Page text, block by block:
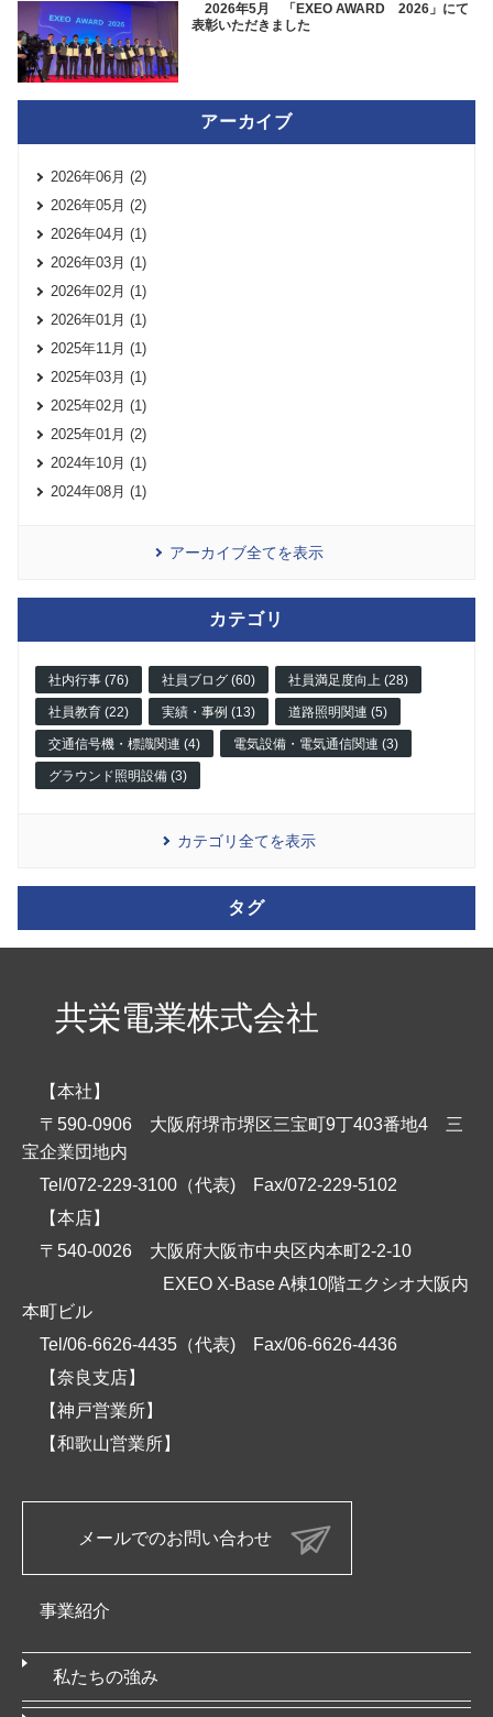
2026年5月 「EXEO AWARD 2026」にて
表彰いただきました
アーカイブ
2026年06月 (2)
2026年05月 (2)
2026年04月 (1)
2026年03月 (1)
2026年02月 (1)
2026年01月 (1)
2025年11月 (1)
2025年03月 (1)
2025年02月 (1)
2025年01月 (2)
2024年10月 (1)
2024年08月 (1)
アーカイブ全てを表示
カテゴリ
社内行事 (76) 社員ブログ (60) 社員満足度向上 (28)
社員教育 (22) 実績・事例 (13) 道路照明関連 (5)
交通信号機・標識関連 (4) 電気設備・電気通信関連 (3)
グラウンド照明設備 (3)
カテゴリ全てを表示
タグ
共栄電業株式会社
【本社】
〒590-0906 大阪府堺市堺区三宝町9丁403番地4 三
宝企業団地内
Tel/072-229-3100（代表)
Fax/072-229-5102
【本店】
〒540-0026 大阪府大阪市中央区内本町2-2-10
EXEO X-Base A棟10階エクシオ大阪内
本町ビル
Tel/06-6626-4435（代表)
Fax/06-6626-4436
【奈良支店】
【神戸営業所】
【和歌山営業所】
メールでのお問い合わせ
事業紹介
私たちの強み